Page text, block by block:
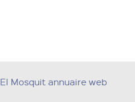
El Mosquit annuaire web